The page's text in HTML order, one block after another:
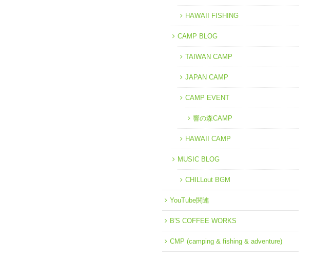
HAWAII FISHING
CAMP BLOG
TAIWAN CAMP
JAPAN CAMP
CAMP EVENT
響の森CAMP
HAWAII CAMP
MUSIC BLOG
CHILLout BGM
YouTube関連
B'S COFFEE WORKS
CMP (camping & fishing & adventure)